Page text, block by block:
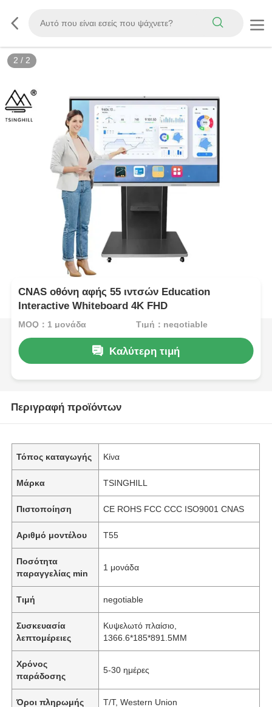
2 / 2
CNAS οθόνη αφής 55 ιντσών Education
Interactive Whiteboard 4K FHD
MOQ：1 μονάδα Τιμή：negotiable
Καλύτερη τιμή
Περιγραφή προϊόντων
Τόπος καταγωγής Κίνα
Μάρκα TSINGHILL
Πιστοποίηση CE ROHS FCC CCC ISO9001 CNAS
Αριθμό μοντέλου T55
Ποσότητα
παραγγελίας min
1 μονάδα
Τιμή negotiable
Συσκευασία
λεπτομέρειες
Κυψελωτό πλαίσιο,
1366.6*185*891.5MM
Χρόνος
παράδοσης
5-30 ημέρες
Όροι πληρωμής T/T, Western Union